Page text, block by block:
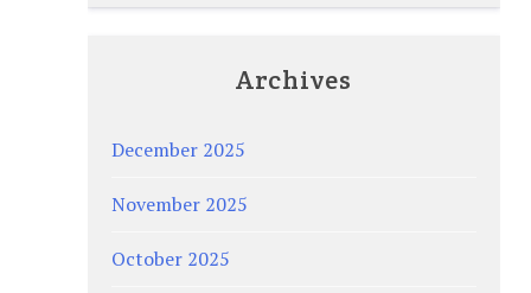
Archives
December 2025
November 2025
October 2025